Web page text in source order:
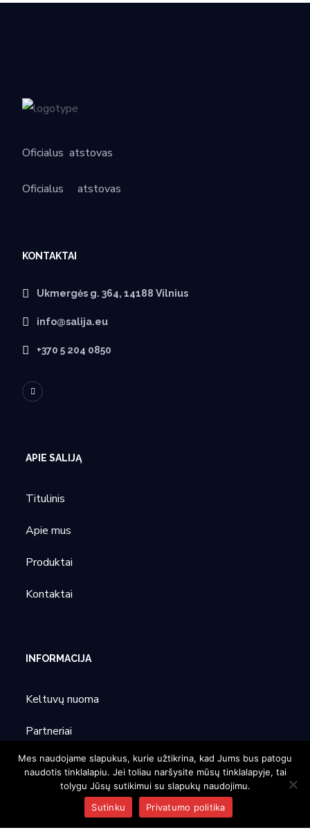
Oficialus atstovas
Oficialus atstovas
KONTAKTAI
Ukmergės g. 364, 14188 Vilnius
info@salija.eu
+370 5 204 0850
APIE SALIJĄ
Titulinis
Apie mus
Produktai
Kontaktai
INFORMACIJA
Keltuvų nuoma
Partneriai
Parodos
Mes naudojame slapukus, kurie užtikrina, kad Jums bus patogu
naudotis tinklalapiu. Jei toliau naršysite mūsų tinklalapyje, tai
tolygu Jūsų sutikimui su slapukų naudojimu.
Sutinku
Privatumo politika